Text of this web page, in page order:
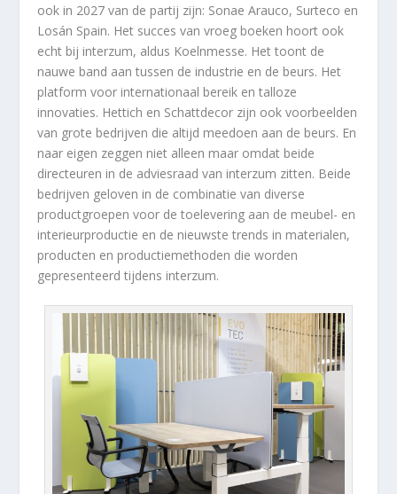
ook in 2027 van de partij zijn: Sonae Arauco, Surteco en
Losán Spain. Het succes van vroeg boeken hoort ook
echt bij interzum, aldus Koelnmesse. Het toont de
nauwe band aan tussen de industrie en de beurs. Het
platform voor internationaal bereik en talloze
innovaties. Hettich en Schattdecor zijn ook voorbeelden
van grote bedrijven die altijd meedoen aan de beurs. En
naar eigen zeggen niet alleen maar omdat beide
directeuren in de adviesraad van interzum zitten. Beide
bedrijven geloven in de combinatie van diverse
productgroepen voor de toelevering aan de meubel- en
interieurproductie en de nieuwste trends in materialen,
producten en productiemethoden die worden
gepresenteerd tijdens interzum.